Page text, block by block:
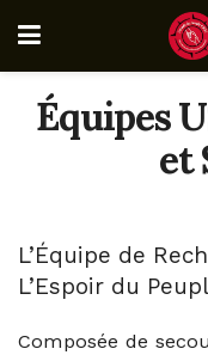
Équipes
et
L’Équipe de
L’Espoir du
Composée de